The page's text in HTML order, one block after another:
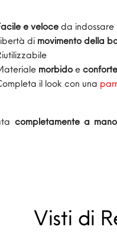
e veloce da indossare
di movimento della
morbido e
il look con una
completamente a
Visti di